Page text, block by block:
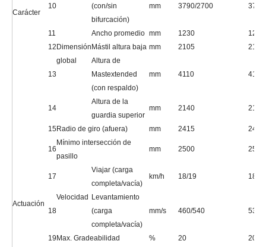
Carácter
10
Dimensión
global
(con/sin
bifurcación)
mm 3790/2700
11 Ancho promedio mm 1230
1230
12
Mástil altura baja mm 2105 2105
13
Altura de
Mastextended
(con respaldo)
mm 4110 4110
14
Altura de la
guardia superior
mm 2140 2140
15Radio de giro (afuera) mm 2415 2415
16
Mínimo intersección de
pasillo
mm 2500 2500
Actuación
17
Velocidad
Viajar (carga
completa/vacía)
km/h 18/19 18/19
18
Levantamiento
(carga
completa/vacía)
mm/s 460/540 530/
19 Max. Gradeabilidad % 20 20